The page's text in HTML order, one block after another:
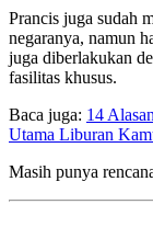
Prancis juga sudah
negaranya, namun
juga diberlakukan
fasilitas khusus.
Baca juga: 14
Utama Liburan
Masih punya